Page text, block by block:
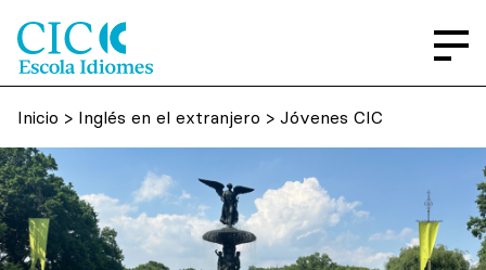
Inicio > Inglés en el extranjero > Jóvenes CIC